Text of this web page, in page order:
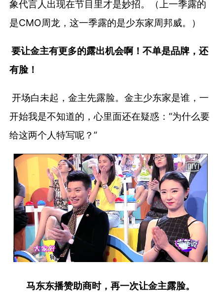
象代言人出现在节目里才是妙招。（上一季露的
是CMO周龙，这一季露的是少东家周邦威。）
要让金主有更多的露出机会啊！不单是品牌，还
有脸！
开场白未起，金主先露脸。金主少东家是谁，一
开始我是不知道的，心里面还在疑惑：“为什么要
给这两个人特写呢？”
马东东播赞助商时，再一次让金主露脸。